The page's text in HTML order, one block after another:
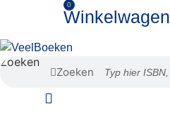
0
Winkelwagen
Zoeken
Zoeken